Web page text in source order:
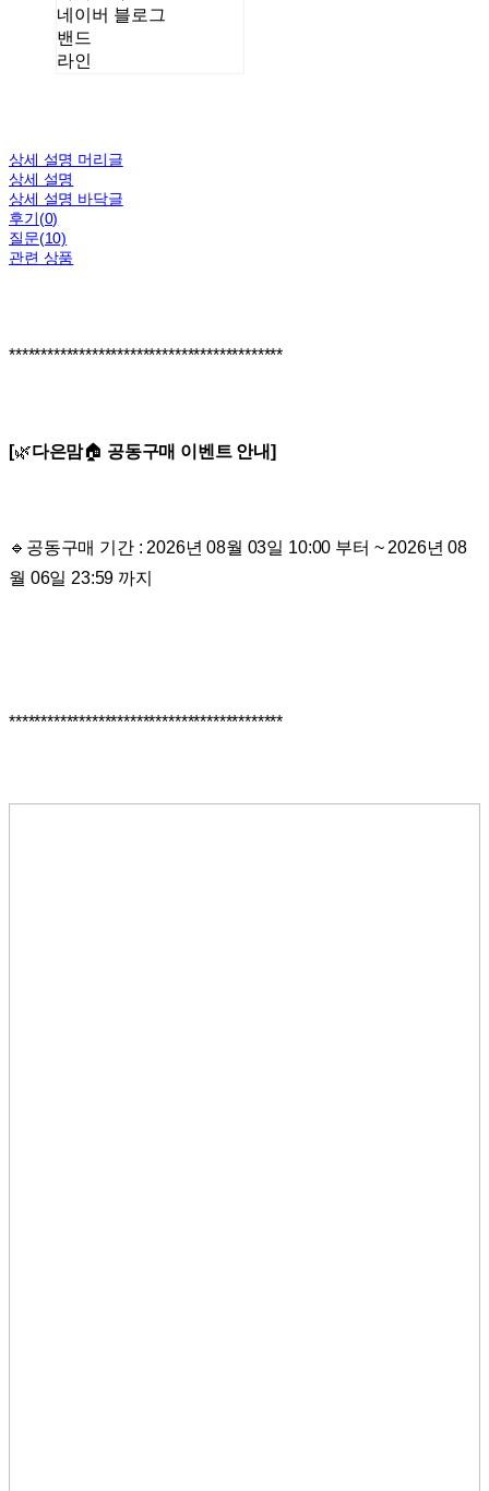
네이버 블로그
밴드
라인
상세 설명 머리글
상세 설명
상세 설명 바닥글
후기(0)
질문(10)
관련 상품
*******************************************
[🌿다은맘🏠 공동구매 이벤트 안내]
🔹공동구매 기간 : 2026년 08월 03일 10:00 부터 ~ 2026년 08
월 06일 23:59 까지
*******************************************